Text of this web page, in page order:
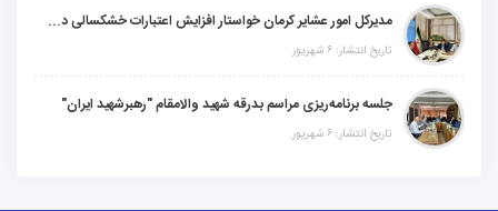
مدیرکل امور عشایر کرمان خواستار افزایش اعتبارات خشکسالی در سال جدید شد
تاریخ انتشار: ۶ شهریور
جلسه برنامه‌ریزی مراسم بدرقه شهید والامقام "رهبرشهید ایران"
تاریخ انتشار: ۶ شهریور